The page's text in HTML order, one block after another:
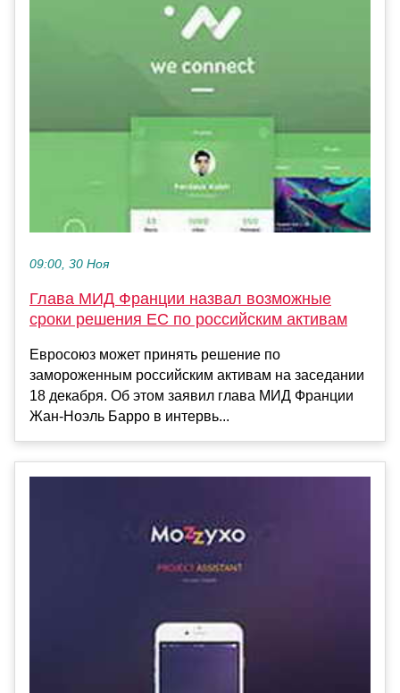
09:00, 30 Ноя
Глава МИД Франции назвал возможные
сроки решения ЕС по российским активам
Евросоюз может принять решение по
замороженным российским активам на заседании
18 декабря. Об этом заявил глава МИД Франции
Жан-Ноэль Барро в интервь...